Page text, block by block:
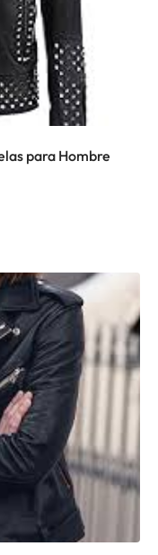
para Hombre